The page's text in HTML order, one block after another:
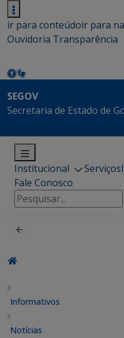
ir para conteúdoir para
Ouvidoria Transparência
SEGOV
Secretaria de Estado de
Institucional Serviços
Fale Conosco
Pesquisar
por:
Informativos
Notícias